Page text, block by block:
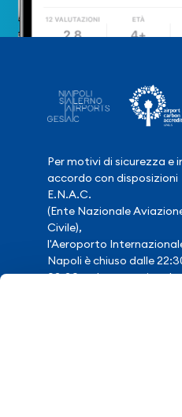
Per motivi di sicurezza e
accordo con disposizioni
E.N.A.C.
(Ente Nazionale
Civile),
l'Aeroporto
Napoli è chiuso dalle
03:30, salvo eccezionale